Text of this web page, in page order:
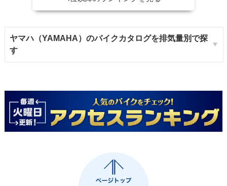
ヤマハ（YAMAHA）のバイクカタログを排気量別で探
す